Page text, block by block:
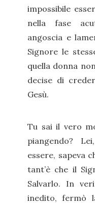
impossibile
nella fase
angoscia e
Signore le
quella donna
decise di
Gesù.
Tu sai il vero
piangendo?
essere, sapeva
tant’è che il
Salvarlo. In
inedito, fermò